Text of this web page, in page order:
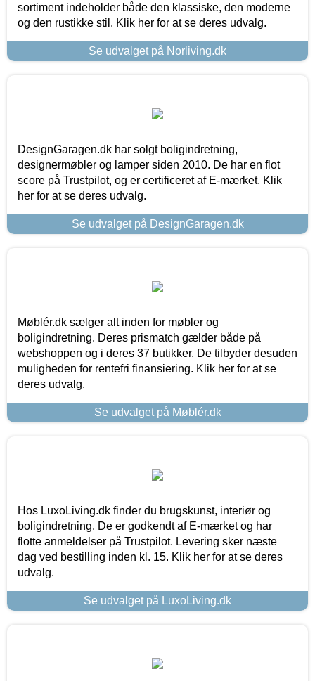
sortiment indeholder både den klassiske, den moderne
og den rustikke stil. Klik her for at se deres udvalg.
Se udvalget på Norliving.dk
DesignGaragen.dk har solgt boligindretning,
designermøbler og lamper siden 2010. De har en flot
score på Trustpilot, og er certificeret af E-mærket. Klik
her for at se deres udvalg.
Se udvalget på DesignGaragen.dk
Møblér.dk sælger alt inden for møbler og
boligindretning. Deres prismatch gælder både på
webshoppen og i deres 37 butikker. De tilbyder desuden
muligheden for rentefri finansiering. Klik her for at se
deres udvalg.
Se udvalget på Møblér.dk
Hos LuxoLiving.dk finder du brugskunst, interiør og
boligindretning. De er godkendt af E-mærket og har
flotte anmeldelser på Trustpilot. Levering sker næste
dag ved bestilling inden kl. 15. Klik her for at se deres
udvalg.
Se udvalget på LuxoLiving.dk